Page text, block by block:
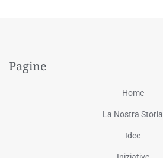
Pagine
Home
La Nostra Storia
Idee